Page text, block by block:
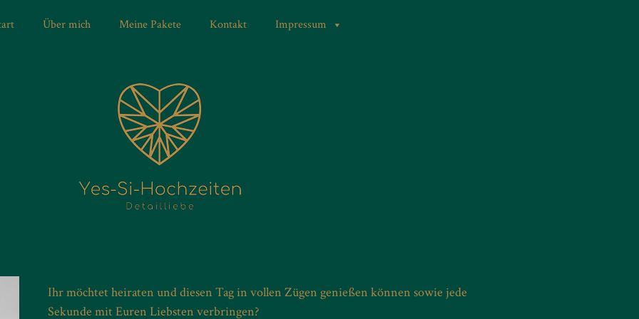
Über mich Meine Pakete Kontakt Impressum
Ihr möchtet heiraten und diesen Tag in vollen Zügen genießen können sowie jede
Sekunde mit Euren Liebsten verbringen?